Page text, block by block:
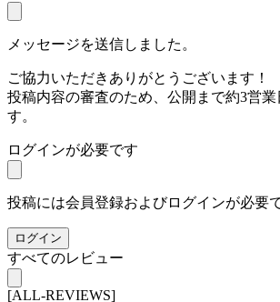
メッセージを送信しました。
ご協力いただきありがとうございます！
投稿内容の審査のため、公開まで約3営業
す。
ログインが必要です
投稿には会員登録およびログインが必要
ログイン
すべてのレビュー
[ALL-REVIEWS]